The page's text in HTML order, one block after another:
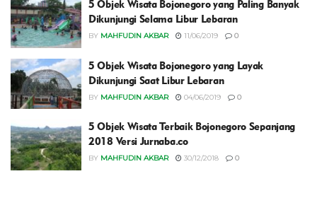
5 Objek Wisata Bojonegoro yang Paling Banyak
Dikunjungi Selama Libur Lebaran
BY MAHFUDIN AKBAR 11/06/2019 0
5 Objek Wisata Bojonegoro yang Layak
Dikunjungi Saat Libur Lebaran
BY MAHFUDIN AKBAR 04/06/2019 0
5 Objek Wisata Terbaik Bojonegoro Sepanjang
2018 Versi Jurnaba.co
BY MAHFUDIN AKBAR 30/12/2018 0